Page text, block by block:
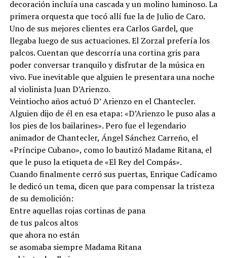
decoración incluía una cascada y un molino luminoso. La
primera orquesta que tocó allí fue la de Julio de Caro.
Uno de sus mejores clientes era Carlos Gardel, que
llegaba luego de sus actuaciones. El Zorzal prefería los
palcos. Cuentan que descorría una cortina gris para
poder conversar tranquilo y disfrutar de la música en
vivo. Fue inevitable que alguien le presentara una noche
al violinista Juan D’Arienzo.
Veintiocho años actuó D’ Arienzo en el Chantecler.
Alguien dijo de él en esa etapa: «D’Arienzo le puso alas a
los pies de los bailarines». Pero fue el legendario
animador de Chantecler, Ángel Sánchez Carreño, el
«Príncipe Cubano», como lo bautizó Madame Ritana, el
que le puso la etiqueta de «El Rey del Compás».
Cuando finalmente cerró sus puertas, Enrique Cadícamo
le dedicó un tema, dicen que para compensar la tristeza
de su demolición:
Entre aquellas rojas cortinas de pana
de tus palcos altos
que ahora no están
se asomaba siempre Madama Ritana